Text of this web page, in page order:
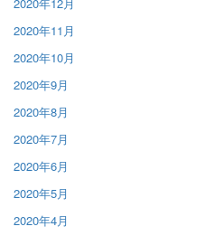
2020年11月
2020年10月
2020年9月
2020年8月
2020年7月
2020年6月
2020年5月
2020年4月